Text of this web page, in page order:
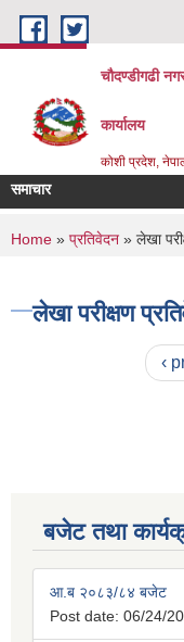
Skip to main content
चौदण्डीगढी
कार्यालय
कोशी प्रदेश,
समाचार
You are
Home » प्रतिवेदन » लेखा
लेखा परीक्षण
‹
बजेट तथा
आ.ब २०८३/८४ बजेट
Post date: 06/24/